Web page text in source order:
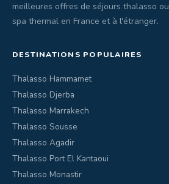
meilleures offres de séjours thalasso ou
spa thermal en France et à l'étranger.
DESTINATIONS POPULAIRES
Thalasso Hammamet
Thalasso Djerba
Thalasso Marrakech
Thalasso Sousse
Thalasso Agadir
Thalasso Port El Kantaoui
Thalasso Monastir